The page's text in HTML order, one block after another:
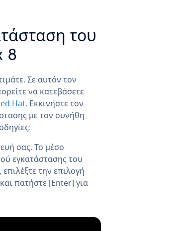
του
8
Σε αυτόν τον
να κατεβάσετε
Hat. Εκκινήστε τον
με τον συνήθη
σας. Το μέσο
εγκατάστασης του
την επιλογή
και πατήστε [Enter] για